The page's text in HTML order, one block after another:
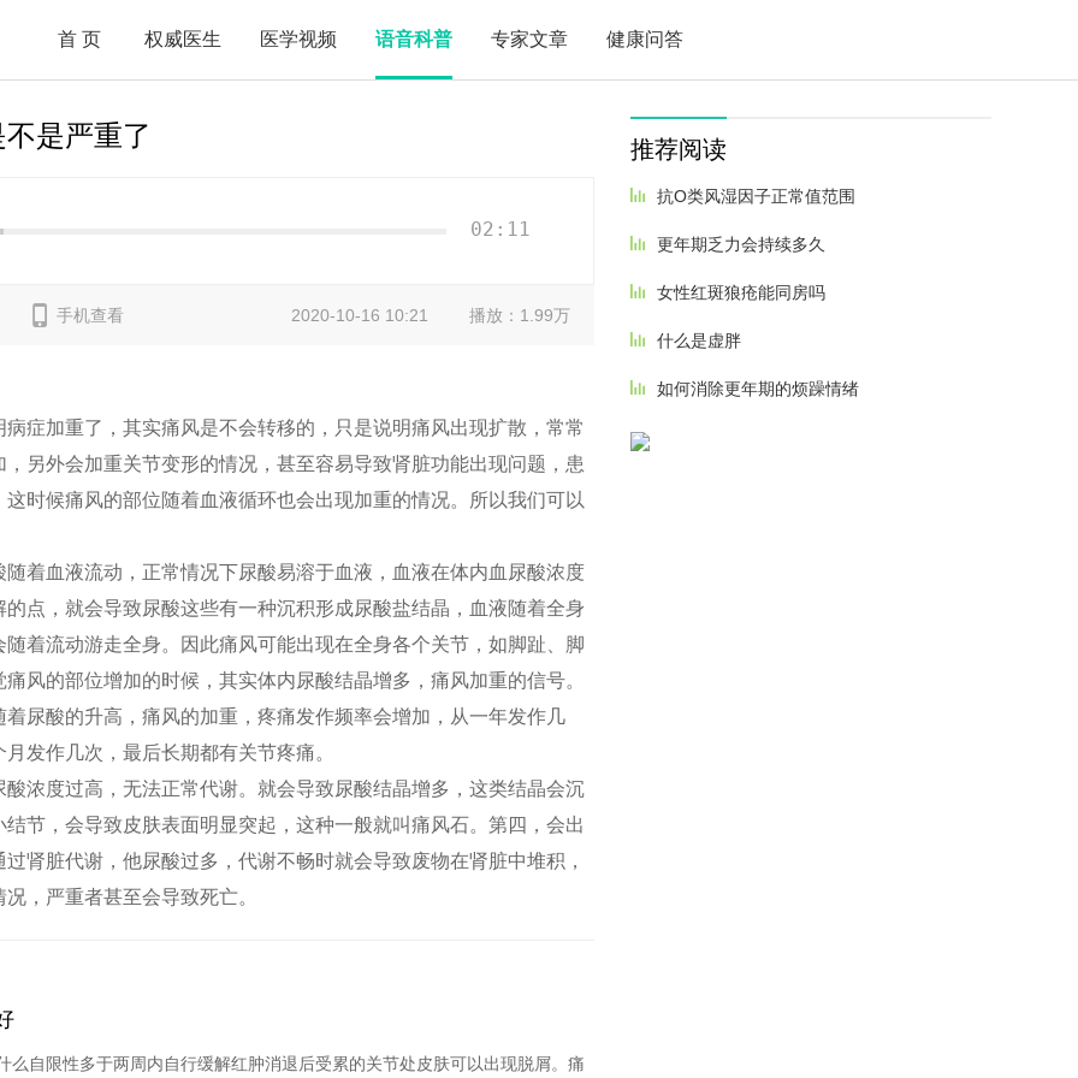
首页 权威医生 医学视频 语音科普 专家文章 健康问答
是严重了
02:11
手机查看 2020-10-16 10:21 播放：1.99万
症加重了，其实痛风是不会转移的，只是说明痛风出现扩散，常常
另外会加重关节变形的情况，甚至容易导致肾脏功能出现问题，患
时候痛风的部位随着血液循环也会出现加重的情况。所以我们可以
着血液流动，正常情况下尿酸易溶于血液，血液在体内血尿酸浓度
点，就会导致尿酸这些有一种沉积形成尿酸盐结晶，血液随着全身
着流动游走全身。因此痛风可能出现在全身各个关节，如脚趾、脚
风的部位增加的时候，其实体内尿酸结晶增多，痛风加重的信号。
尿酸的升高，痛风的加重，疼痛发作频率会增加，从一年发作几
发作几次，最后长期都有关节疼痛。
浓度过高，无法正常代谢。就会导致尿酸结晶增多，这类结晶会沉
节，会导致皮肤表面明显突起，这种一般就叫痛风石。第四，会出
肾脏代谢，他尿酸过多，代谢不畅时就会导致废物在肾脏中堆积，
，严重者甚至会导致死亡。
么自限性多于两周内自行缓解红肿消退后受累的关节处皮肤可以出现脱屑。痛
推荐阅读
抗O类风湿因子正常值范围
更年期乏力会持续多久
女性红斑狼疮能同房吗
什么是虚胖
如何消除更年期的烦躁情绪